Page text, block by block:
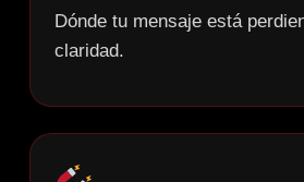
Dónde tu mensaje está
claridad.